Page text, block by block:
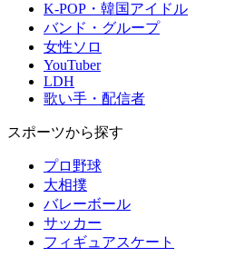
K-POP・韓国アイドル
バンド・グループ
女性ソロ
YouTuber
LDH
歌い手・配信者
スポーツから探す
プロ野球
大相撲
バレーボール
サッカー
フィギュアスケート